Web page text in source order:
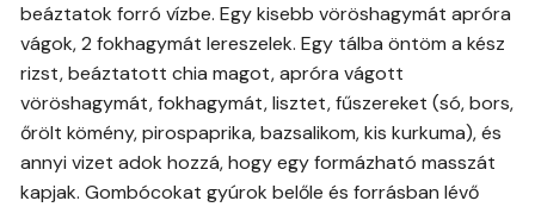
beáztatok forró vízbe. Egy kisebb vöröshagymát apróra
vágok, 2 fokhagymát lereszelek. Egy tálba öntöm a kész
rizst, beáztatott chia magot, apróra vágott
vöröshagymát, fokhagymát, lisztet, fűszereket (só, bors,
őrölt kömény, pirospaprika, bazsalikom, kis kurkuma), és
annyi vizet adok hozzá, hogy egy formázható masszát
kapjak. Gombócokat gyúrok belőle és forrásban lévő